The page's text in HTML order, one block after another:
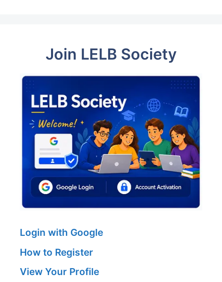
Join LELB Society
Login with Google
How to Register
View Your Profile